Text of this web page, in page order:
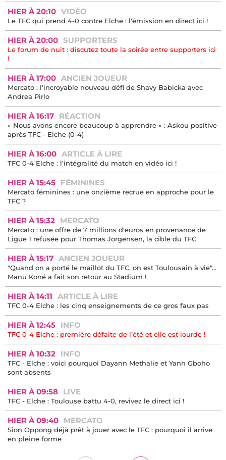
HIER À 20:10 VIDÉO
Le TFC qui prend 4-0 contre Elche : l'émission en direct ici !
HIER À 20:00 SUPPORTERS
Le forum de nuit : discutez toute la soirée entre supporters ici
!
HIER À 17:00 ANCIEN JOUEUR
Mercato : l'incroyable nouveau défi de Shavy Babicka avec
Andrea Pirlo
HIER À 16:17 RÉACTION
« Nous avons encore beaucoup à apprendre » : Askou positive
après TFC - Elche (0-4)
HIER À 16:00 ARTICLE À LIRE
TFC 0-4 Elche : l'intégralité du match en vidéo ici !
HIER À 15:45 FÉMININES
Mercato féminines : une onzième recrue en approche pour le
TFC ?
HIER À 15:32 MERCATO
Mercato : une offre de 7 millions d'euros en provenance de
Ligue 1 refusée pour Thomas Jorgensen, la cible du TFC
HIER À 15:17 ANCIEN JOUEUR
"Quand on a porté le maillot du TFC, on est Toulousain à vie"...
Manu Koné a fait son retour au Stadium !
HIER À 14:11 ARTICLE À LIRE
TFC 0-4 Elche : les cinq enseignements de ce gros faux pas
HIER À 12:45 INFO
TFC 0-4 Elche : première défaite de l’été et elle est lourde !
HIER À 10:32 INFO
TFC - Elche : voici pourquoi Dayann Methalie et Yann Gboho
sont absents
HIER À 09:58 LIVE
TFC - Elche : Toulouse battu 4-0, revivez le direct ici !
HIER À 09:40 MERCATO
Sion Oppong déjà prêt à jouer avec le TFC : pourquoi il arrive
en pleine forme